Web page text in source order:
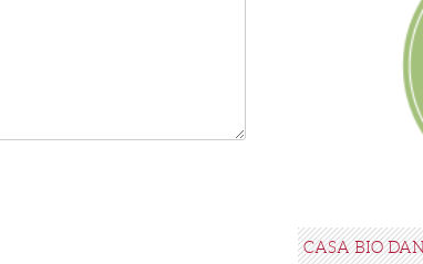
CASA BIO